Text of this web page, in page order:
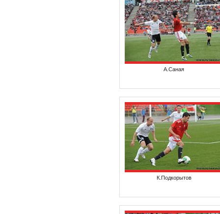
А.Саная
К.Подкорытов